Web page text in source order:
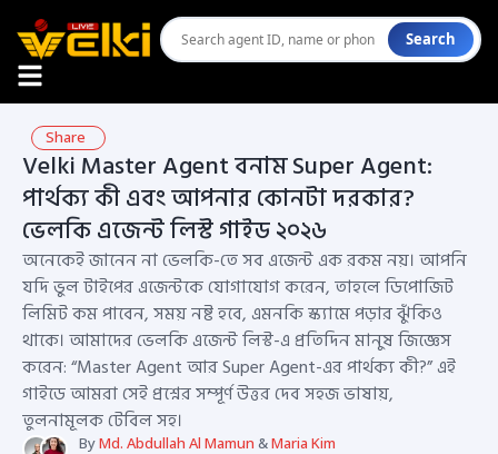
Search
Share
Velki Master Agent বনাম Super Agent:
পার্থক্য কী এবং আপনার কোনটা দরকার?
ভেলকি এজেন্ট লিস্ট গাইড ২০২৬
অনেকেই জানেন না ভেলকি-তে সব এজেন্ট এক রকম নয়। আপনি
যদি ভুল টাইপের এজেন্টকে যোগাযোগ করেন, তাহলে ডিপোজিট
লিমিট কম পাবেন, সময় নষ্ট হবে, এমনকি স্ক্যামে পড়ার ঝুঁকিও
থাকে। আমাদের ভেলকি এজেন্ট লিস্ট-এ প্রতিদিন মানুষ জিজ্ঞেস
করেন: “Master Agent আর Super Agent-এর পার্থক্য কী?” এই
গাইডে আমরা সেই প্রশ্নের সম্পূর্ণ উত্তর দেব সহজ ভাষায়,
তুলনামূলক টেবিল সহ।
ByMd. Abdullah Al Mamun &Maria Kim